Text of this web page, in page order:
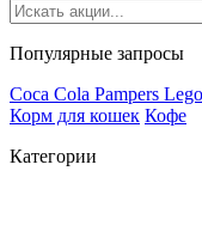
Популярные запросы
Coca Cola Pampers Lego
Корм для кошек Кофе
Категории